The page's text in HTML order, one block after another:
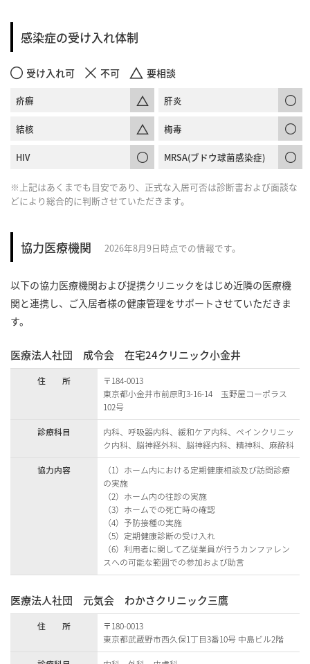
感染症の受け入れ体制
受け入れ可 不可 要相談
疥癬 肝炎
結核 梅毒
HIV MRSA(ブドウ球菌感染症)
※上記はあくまでも目安であり、正式な入居可否は診断書および面談な
どにより総合的に判断させていただきます。
協力医療機関 2026年8月9日時点での情報です。
以下の協力医療機関および提携クリニックをはじめ近隣の医療機
関と連携し、ご入居者様の健康管理をサポートさせていただきま
す。
医療法人社団 成令会 在宅24クリニック小金井
住 所
〒184-0013
東京都小金井市前原町3-16-14 玉野屋コーポラス
102号
診療科目
内科、呼吸器内科、緩和ケア内科、ペインクリニッ
ク内科、脳神経外科、脳神経内科、精神科、麻酔科
協力内容
（1）ホーム内における定期健康相談及び訪問診療
の実施
（2）ホーム内の往診の実施
（3）ホームでの死亡時の確認
（4）予防接種の実施
（5）定期健康診断の受け入れ
（6）利用者に関して乙従業員が行うカンファレン
スへの可能な範囲での参加および助言
医療法人社団 元気会 わかさクリニック三鷹
住 所
〒180-0013
東京都武蔵野市西久保1丁目3番10号 中島ビル2階